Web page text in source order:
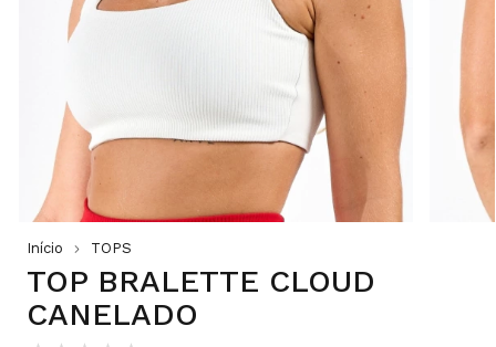
Início TOPS
TOP BRALETTE CLOUD
CANELADO